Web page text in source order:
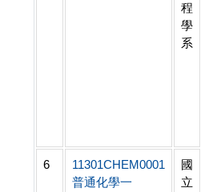
程
學
系
6
11301CHEM0001
普通化學一
國
立